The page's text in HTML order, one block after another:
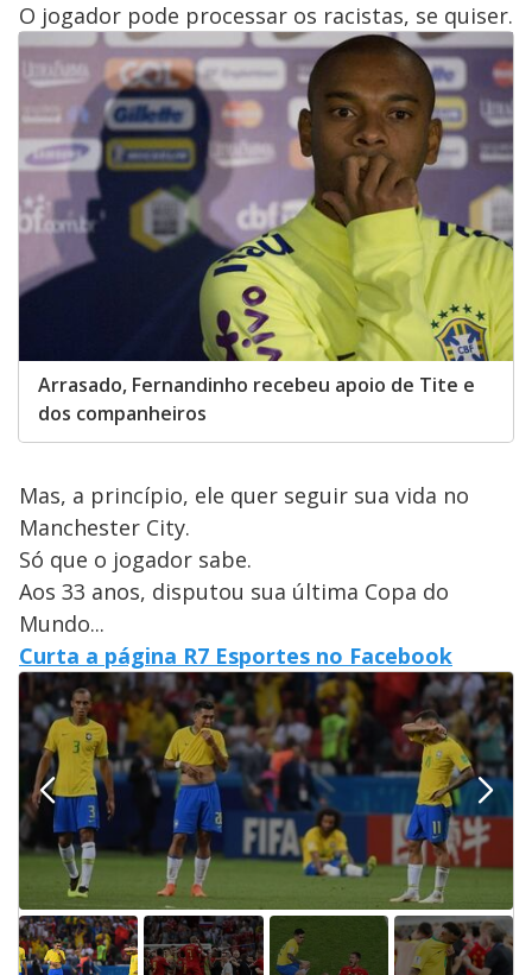
O jogador pode processar os racistas, se quiser.
Arrasado, Fernandinho recebeu apoio de Tite e
dos companheiros
Mas, a princípio, ele quer seguir sua vida no
Manchester City.
Só que o jogador sabe.
Aos 33 anos, disputou sua última Copa do
Mundo...
Curta a página R7 Esportes no Facebook